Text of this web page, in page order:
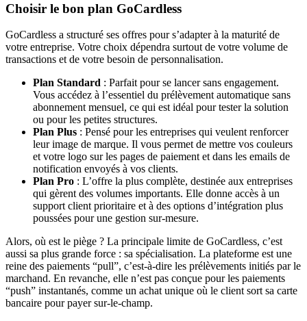
Choisir le bon plan GoCardless
GoCardless a structuré ses offres pour s’adapter à la maturité de
votre entreprise. Votre choix dépendra surtout de votre volume de
transactions et de votre besoin de personnalisation.
Plan Standard : Parfait pour se lancer sans engagement.
Vous accédez à l’essentiel du prélèvement automatique sans
abonnement mensuel, ce qui est idéal pour tester la solution
ou pour les petites structures.
Plan Plus : Pensé pour les entreprises qui veulent renforcer
leur image de marque. Il vous permet de mettre vos couleurs
et votre logo sur les pages de paiement et dans les emails de
notification envoyés à vos clients.
Plan Pro : L’offre la plus complète, destinée aux entreprises
qui gèrent des volumes importants. Elle donne accès à un
support client prioritaire et à des options d’intégration plus
poussées pour une gestion sur-mesure.
Alors, où est le piège ? La principale limite de GoCardless, c’est
aussi sa plus grande force : sa spécialisation. La plateforme est une
reine des paiements “pull”, c’est-à-dire les prélèvements initiés par le
marchand. En revanche, elle n’est pas conçue pour les paiements
“push” instantanés, comme un achat unique où le client sort sa carte
bancaire pour payer sur-le-champ.